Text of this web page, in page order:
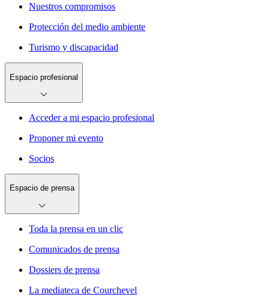
Nuestros compromisos
Protección del medio ambiente
Turismo y discapacidad
Espacio profesional
Acceder a mi espacio profesional
Proponer mi evento
Socios
Espacio de prensa
Toda la prensa en un clic
Comunicados de prensa
Dossiers de prensa
La mediateca de Courchevel